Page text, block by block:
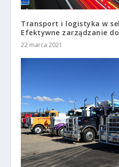
Transport i logistyka w
Efektywne zarządzanie
22 marca 2021